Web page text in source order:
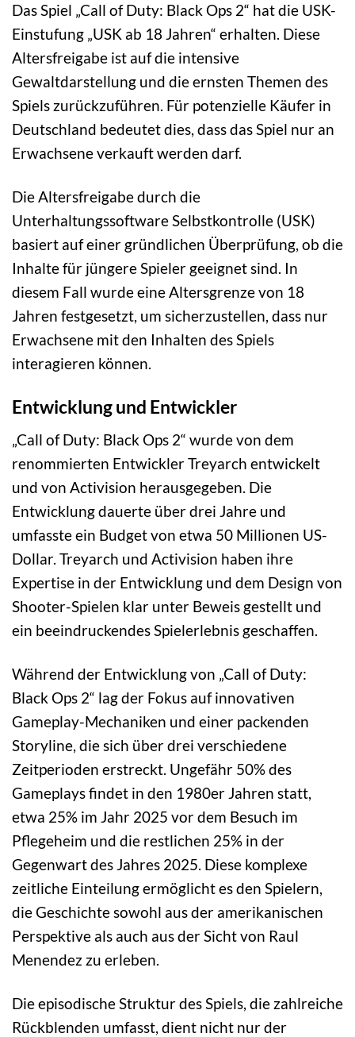
Das Spiel „Call of Duty: Black Ops 2“ hat die USK-
Einstufung „USK ab 18 Jahren“ erhalten. Diese
Altersfreigabe ist auf die intensive
Gewaltdarstellung und die ernsten Themen des
Spiels zurückzuführen. Für potenzielle Käufer in
Deutschland bedeutet dies, dass das Spiel nur an
Erwachsene verkauft werden darf.
Die Altersfreigabe durch die
Unterhaltungssoftware Selbstkontrolle (USK)
basiert auf einer gründlichen Überprüfung, ob die
Inhalte für jüngere Spieler geeignet sind. In
diesem Fall wurde eine Altersgrenze von 18
Jahren festgesetzt, um sicherzustellen, dass nur
Erwachsene mit den Inhalten des Spiels
interagieren können.
Entwicklung und Entwickler
„Call of Duty: Black Ops 2“ wurde von dem
renommierten Entwickler Treyarch entwickelt
und von Activision herausgegeben. Die
Entwicklung dauerte über drei Jahre und
umfasste ein Budget von etwa 50 Millionen US-
Dollar. Treyarch und Activision haben ihre
Expertise in der Entwicklung und dem Design von
Shooter-Spielen klar unter Beweis gestellt und
ein beeindruckendes Spielerlebnis geschaffen.
Während der Entwicklung von „Call of Duty:
Black Ops 2“ lag der Fokus auf innovativen
Gameplay-Mechaniken und einer packenden
Storyline, die sich über drei verschiedene
Zeitperioden erstreckt. Ungefähr 50% des
Gameplays findet in den 1980er Jahren statt,
etwa 25% im Jahr 2025 vor dem Besuch im
Pflegeheim und die restlichen 25% in der
Gegenwart des Jahres 2025. Diese komplexe
zeitliche Einteilung ermöglicht es den Spielern,
die Geschichte sowohl aus der amerikanischen
Perspektive als auch aus der Sicht von Raul
Menendez zu erleben.
Die episodische Struktur des Spiels, die zahlreiche
Rückblenden umfasst, dient nicht nur der